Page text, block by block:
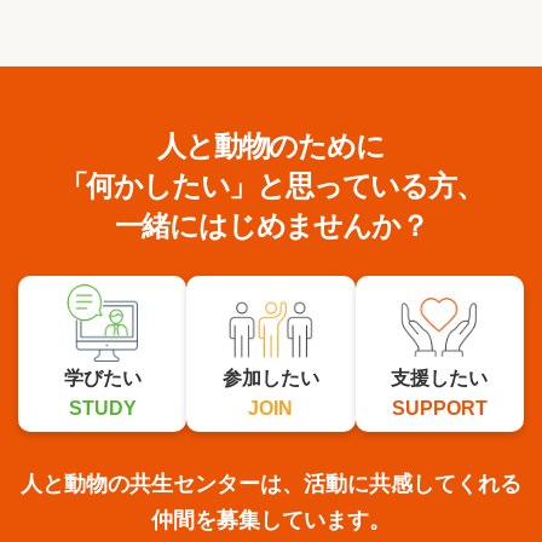
人と動物のために
「何かしたい」と思っている方、
一緒にはじめませんか？
学びたい
STUDY
参加したい
JOIN
支援したい
SUPPORT
人と動物の共生センターは、活動に共感してくれる
仲間を募集しています。